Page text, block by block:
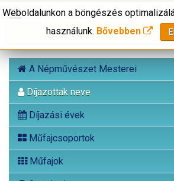
A Népművészet Mesterei
Díjazottak neve
Díjazási évek
Műfajcsoportok
Műfajok
Weboldalunkon a böngészés
használunk. Bővebben